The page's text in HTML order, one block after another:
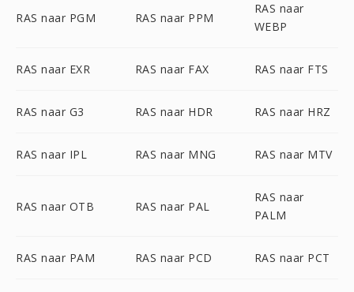
RAS naar PGM RAS naar PPM
RAS naar
WEBP
RAS naar EXR RAS naar FAX RAS naar FTS
RAS naar G3 RAS naar HDR RAS naar HRZ
RAS naar IPL RAS naar MNG RAS naar MTV
RAS naar OTB RAS naar PAL
RAS naar
PALM
RAS naar PAM RAS naar PCD RAS naar PCT